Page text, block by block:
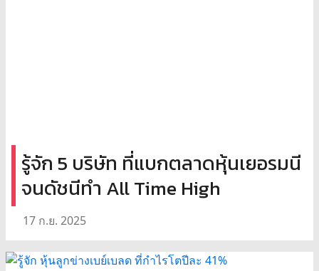
รู้จัก 5 บริษัท ที่แบกตลาดหุ้นเยอรมนี
จนดัชนีทำ All Time High
17 ก.ย. 2025